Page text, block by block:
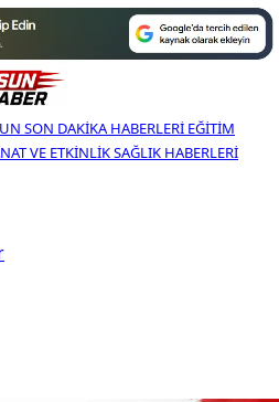
SON DAKIKA HABERLERI EĞITIM
VE ETKINLIKSAĞLIK HABERLERI